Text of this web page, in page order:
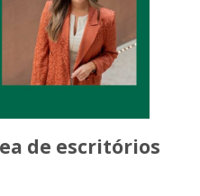
de escritórios